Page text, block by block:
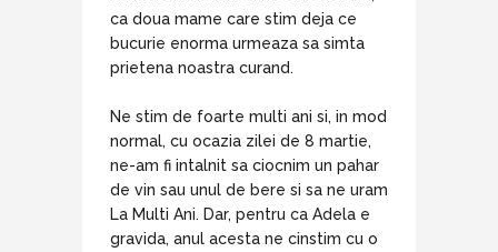
ca doua mame care stim deja ce
bucurie enorma urmeaza sa simta
prietena noastra curand.
Ne stim de foarte multi ani si, in mod
normal, cu ocazia zilei de 8 martie,
ne-am fi intalnit sa ciocnim un pahar
de vin sau unul de bere si sa ne uram
La Multi Ani. Dar, pentru ca Adela e
gravida, anul acesta ne cinstim cu o